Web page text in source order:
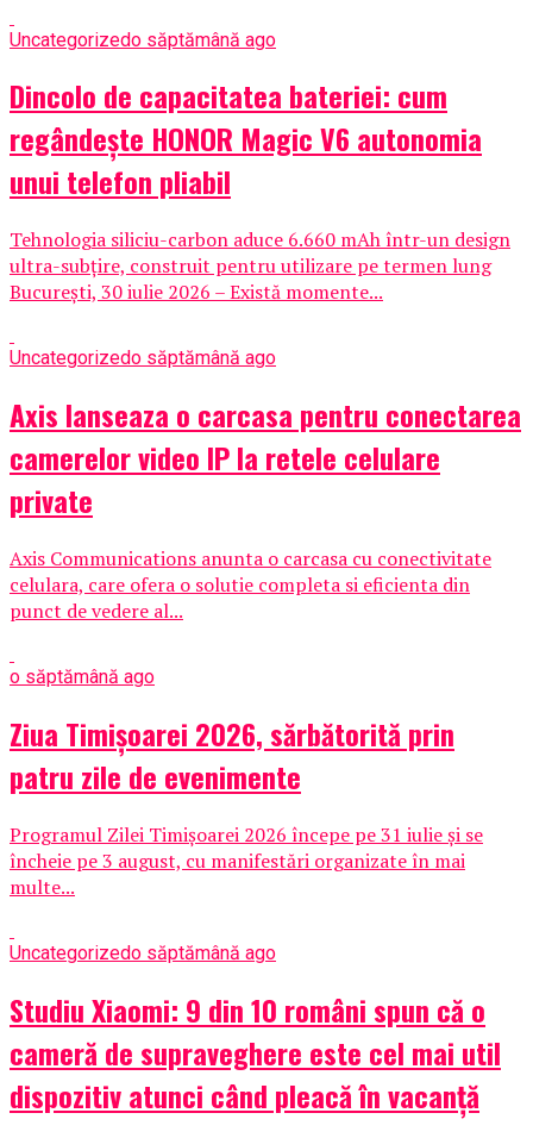
Uncategorizedo săptămână ago
Dincolo de capacitatea bateriei: cum
regândește HONOR Magic V6 autonomia
unui telefon pliabil
Tehnologia siliciu-carbon aduce 6.660 mAh într-un design
ultra-subțire, construit pentru utilizare pe termen lung
București, 30 iulie 2026 – Există momente...
Uncategorizedo săptămână ago
Axis lanseaza o carcasa pentru conectarea
camerelor video IP la retele celulare
private
Axis Communications anunta o carcasa cu conectivitate
celulara, care ofera o solutie completa si eficienta din
punct de vedere al...
o săptămână ago
Ziua Timișoarei 2026, sărbătorită prin
patru zile de evenimente
Programul Zilei Timișoarei 2026 începe pe 31 iulie și se
încheie pe 3 august, cu manifestări organizate în mai
multe...
Uncategorizedo săptămână ago
Studiu Xiaomi: 9 din 10 români spun că o
cameră de supraveghere este cel mai util
dispozitiv atunci când pleacă în vacanță